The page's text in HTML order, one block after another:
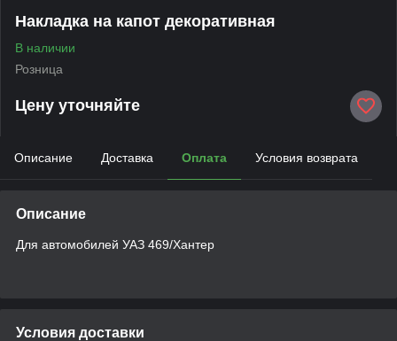
Накладка на капот декоративная
В наличии
Розница
Цену уточняйте
Описание Доставка Оплата Условия возврата
Описание
Для автомобилей УАЗ 469/Хантер
Условия доставки